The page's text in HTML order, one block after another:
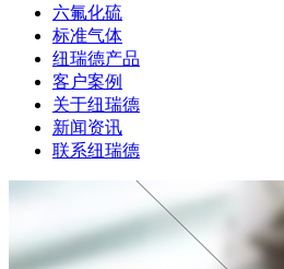
六氟化硫
标准气体
纽瑞德产品
客户案例
关于纽瑞德
新闻资讯
联系纽瑞德